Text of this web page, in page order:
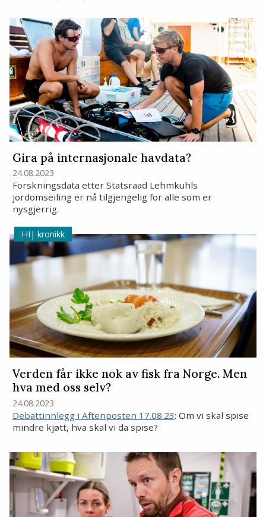
Gira på internasjonale havdata?
24.08.2023
Forskningsdata etter Statsraad Lehmkuhls
jordomseiling er nå tilgjengelig for alle som er
nysgjerrig.
kronikk
Verden får ikke nok av fisk fra Norge. Men
hva med oss selv?
24.08.2023
Debattinnlegg i Aftenposten 17.08.23: Om vi skal spise
mindre kjøtt, hva skal vi da spise?